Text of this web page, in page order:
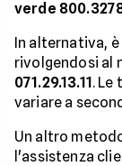
verde
In alternativa,
rivolgendosi al
071.29.13.11. Le
variare a
Un altro
l'assistenza